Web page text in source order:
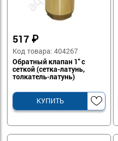
517 ₽
Код товара: 404267
Обратный клапан 1" с
сеткой (сетка-латунь,
толкатель-латунь)
КУПИТЬ